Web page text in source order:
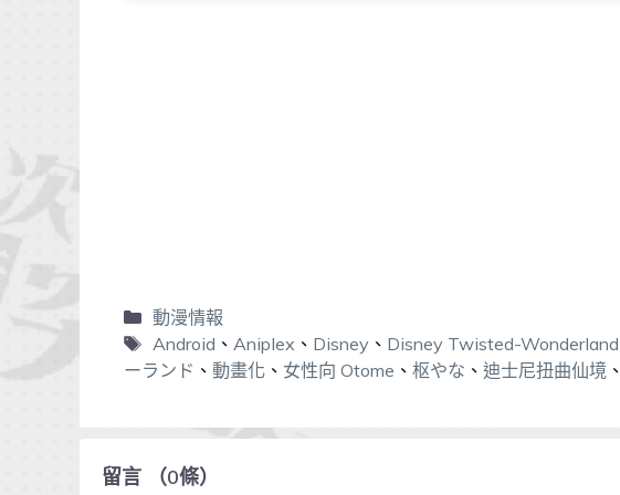
動漫情報
Android 、 Aniplex 、 Disney、 Disney Twisted-Wonderland
ーランド 、 動畫化 、 女性向 Otome 、 枢やな 、 迪士尼扭曲仙境 、
留言 （0條）